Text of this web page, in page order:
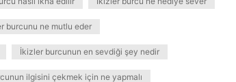
burcunu ne mutlu eder
İkizler burcunun en sevdiği şey nedir
ilgisini çekmek için ne yapmalı